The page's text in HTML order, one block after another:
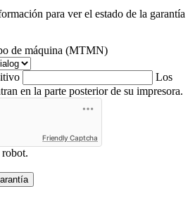
para ver el estado de la garantía
de máquina (MTMN)
Los
en la parte posterior de su impresora.
Friendly Captcha